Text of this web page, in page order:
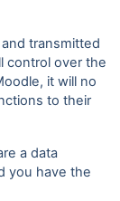
transmitted
control over the
it will no
to their
a data
you have the